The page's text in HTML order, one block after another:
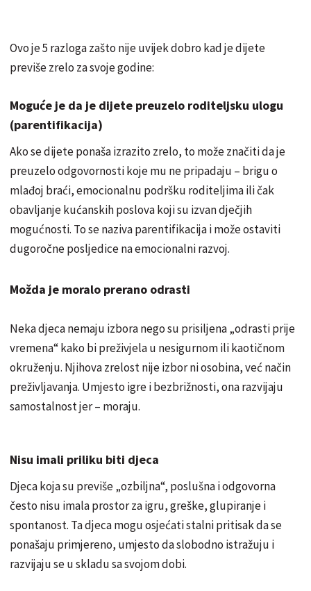
Ovo je 5 razloga zašto nije uvijek dobro kad je dijete
previše zrelo za svoje godine:
Moguće je da je dijete preuzelo roditeljsku ulogu
(parentifikacija)
Ako se dijete ponaša izrazito zrelo, to može značiti da je
preuzelo odgovornosti koje mu ne pripadaju – brigu o
mlađoj braći, emocionalnu podršku roditeljima ili čak
obavljanje kućanskih poslova koji su izvan dječjih
mogućnosti. To se naziva parentifikacija i može ostaviti
dugoročne posljedice na emocionalni razvoj.
Možda je moralo prerano odrasti
Neka djeca nemaju izbora nego su prisiljena „odrasti prije
vremena“ kako bi preživjela u nesigurnom ili kaotičnom
okruženju. Njihova zrelost nije izbor ni osobina, već način
preživljavanja. Umjesto igre i bezbrižnosti, ona razvijaju
samostalnost jer – moraju.
Nisu imali priliku biti djeca
Djeca koja su previše „ozbiljna“, poslušna i odgovorna
često nisu imala prostor za igru, greške, glupiranje i
spontanost. Ta djeca mogu osjećati stalni pritisak da se
ponašaju primjereno, umjesto da slobodno istražuju i
razvijaju se u skladu sa svojom dobi.